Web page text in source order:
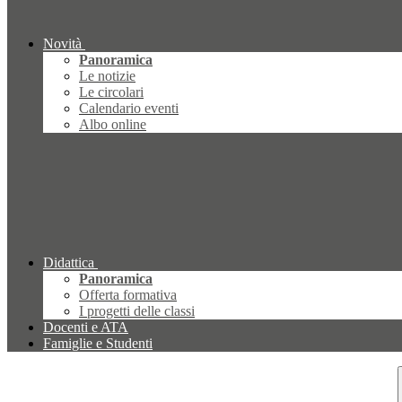
Novità
Panoramica
Le notizie
Le circolari
Calendario eventi
Albo online
Didattica
Panoramica
Offerta formativa
I progetti delle classi
Docenti e ATA
Famiglie e Studenti